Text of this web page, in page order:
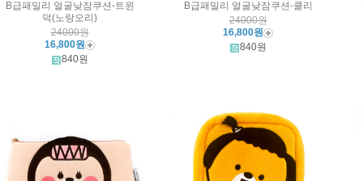
B급패밀리 얼굴낮잠쿠션-트윈
덕(노랑오리)
24000원
16,800원
840원
B급패밀리 얼굴낮잠쿠션-쿨리
24000원
16,800원
840원